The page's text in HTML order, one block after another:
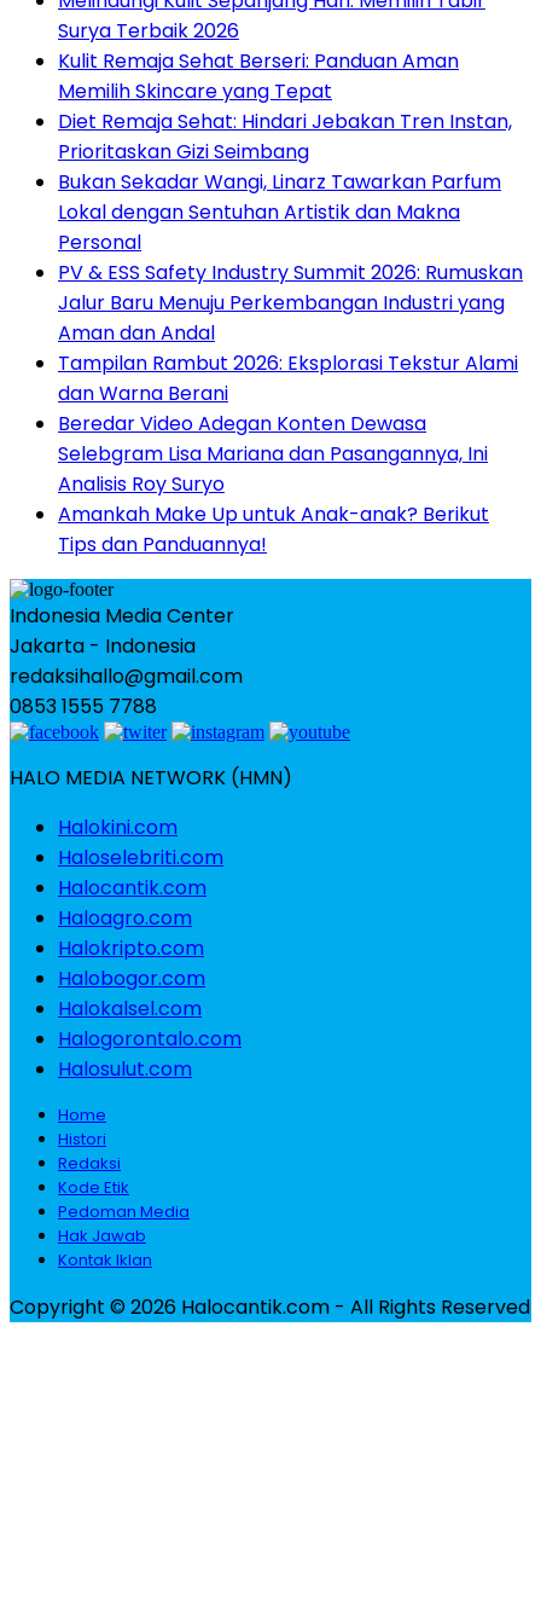
Surya Terbaik 2026
Kulit Remaja Sehat Berseri: Panduan Aman
Memilih Skincare yang Tepat
Diet Remaja Sehat: Hindari Jebakan Tren Instan,
Prioritaskan Gizi Seimbang
Bukan Sekadar Wangi, Linarz Tawarkan Parfum
Lokal dengan Sentuhan Artistik dan Makna
Personal
PV & ESS Safety Industry Summit 2026: Rumuskan
Jalur Baru Menuju Perkembangan Industri yang
Aman dan Andal
Tampilan Rambut 2026: Eksplorasi Tekstur Alami
dan Warna Berani
Beredar Video Adegan Konten Dewasa
Selebgram Lisa Mariana dan Pasangannya, Ini
Analisis Roy Suryo
Amankah Make Up untuk Anak-anak? Berikut
Tips dan Panduannya!
Indonesia Media Center
Jakarta - Indonesia
redaksihallo@gmail.com
0853 1555 7788
HALO MEDIA NETWORK (HMN)
Halokini.com
Haloselebriti.com
Halocantik.com
Haloagro.com
Halokripto.com
Halobogor.com
Halokalsel.com
Halogorontalo.com
Halosulut.com
Home
Histori
Redaksi
Kode Etik
Pedoman Media
Hak Jawab
Kontak Iklan
Copyright © 2026 Halocantik.com - All Rights Reserved